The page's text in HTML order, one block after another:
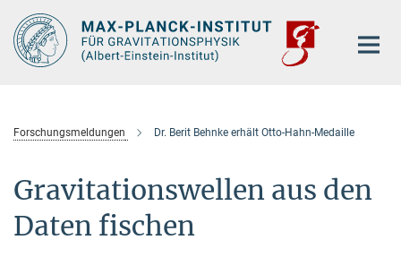
Hauptinhalt
Forschungsmeldungen Dr. Berit Behnke erhält Otto-Hahn-Medaille
Gravitationswellen aus den
Daten fischen